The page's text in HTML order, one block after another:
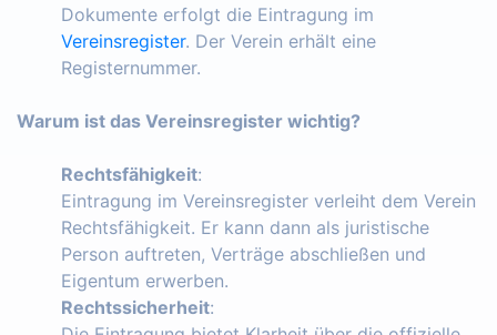
Dokumente erfolgt die Eintragung im
Vereinsregister. Der Verein erhält eine
Registernummer.
Warum ist das Vereinsregister wichtig?
Rechtsfähigkeit:
Eintragung im Vereinsregister verleiht dem Verein
Rechtsfähigkeit. Er kann dann als juristische
Person auftreten, Verträge abschließen und
Eigentum erwerben.
Rechtssicherheit: